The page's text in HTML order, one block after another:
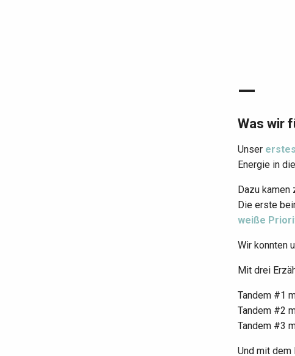
—
Was wir
Unser
Energie in
Dazu kamen
Die erste
weiße
Wir konnten
Mit drei
Tandem #1
Tandem #2
Tandem #3
Und mit dem